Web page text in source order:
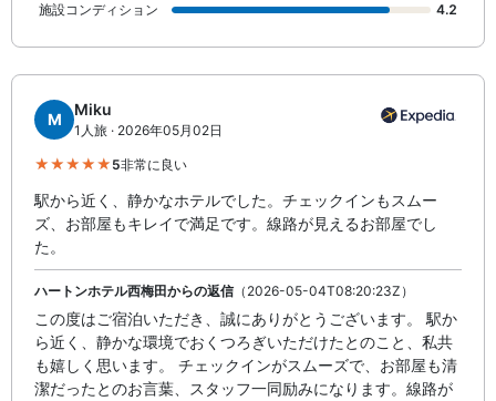
施設コンディション
4.2
M
Miku
1人旅 · 2026年05月02日
5非常に良い
駅から近く、静かなホテルでした。チェックインもスムー
ズ、お部屋もキレイで満足です。線路が見えるお部屋でし
た。
ハートンホテル西梅田からの返信（2026-05-04T08:20:23Z）
この度はご宿泊いただき、誠にありがとうございます。 駅か
ら近く、静かな環境でおくつろぎいただけたとのこと、私共
も嬉しく思います。 チェックインがスムーズで、お部屋も清
潔だったとのお言葉、スタッフ一同励みになります。線路が